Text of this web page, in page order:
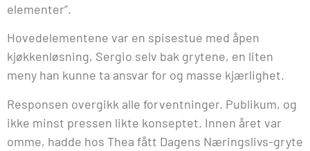
elementer”.
Hovedelementene var en spisestue med åpen
kjøkkenløsning, Sergio selv bak grytene, en liten
meny han kunne ta ansvar for og masse kjærlighet.
Responsen overgikk alle forventninger. Publikum, og
ikke minst pressen likte konseptet. Innen året var
omme, hadde hos Thea fått Dagens Næringslivs-gryte